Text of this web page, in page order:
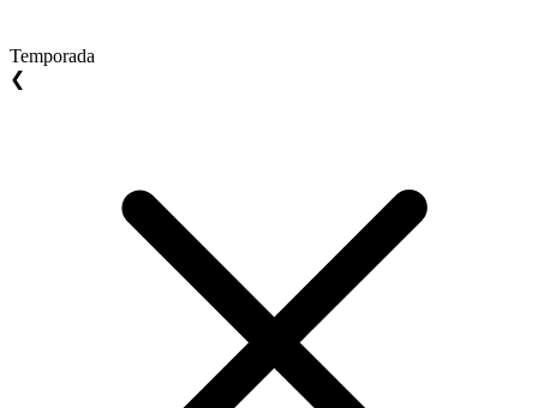
Temporada
❮